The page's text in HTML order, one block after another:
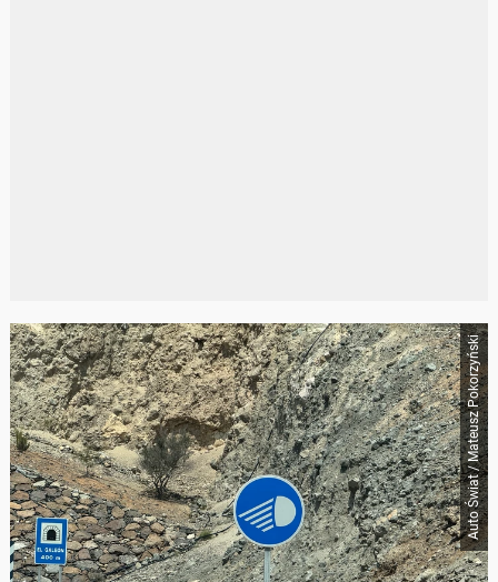
Auto Świat / Mateusz Pokorzyński